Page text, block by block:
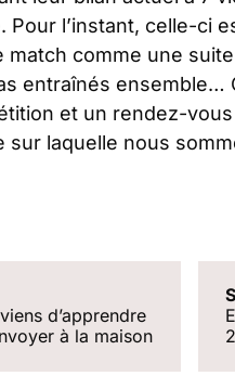
Pour l’instant, celle-ci
comme une
entraînés ensemble…
et un rendez-
sur laquelle nous
d’apprendre
à la maison